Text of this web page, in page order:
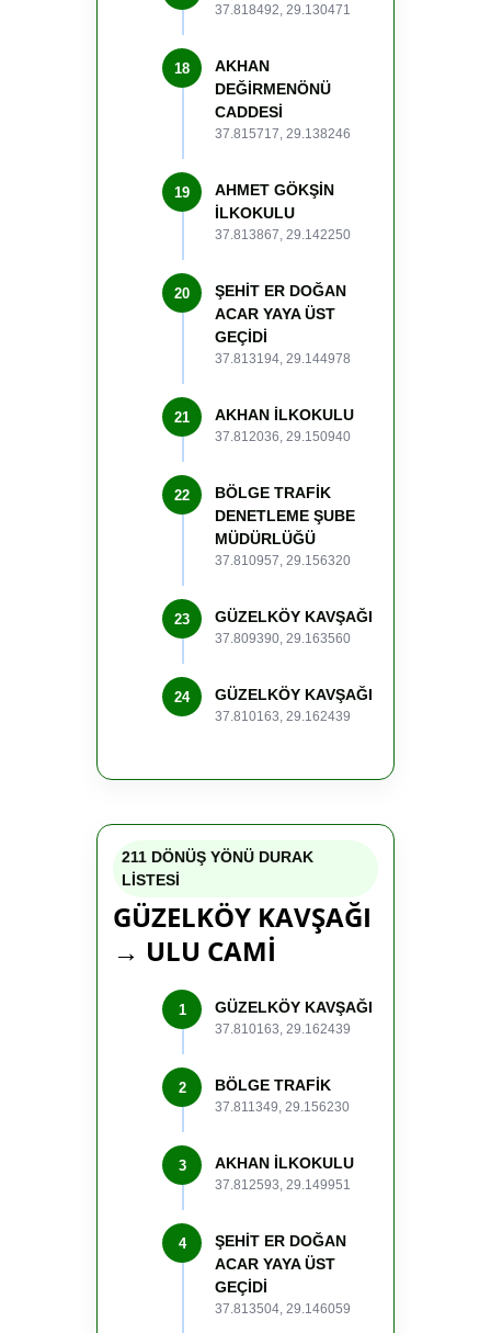
37.818492, 29.130471
18
AKHAN
DEĞİRMENÖNÜ
CADDESİ
37.815717, 29.138246
19
AHMET GÖKŞİN
İLKOKULU
37.813867, 29.142250
20
ŞEHİT ER DOĞAN
ACAR YAYA ÜST
GEÇİDİ
37.813194, 29.144978
21 AKHAN İLKOKULU
37.812036, 29.150940
22
BÖLGE TRAFİK
DENETLEME ŞUBE
MÜDÜRLÜĞÜ
37.810957, 29.156320
23 GÜZELKÖY KAVŞAĞI
37.809390, 29.163560
24 GÜZELKÖY KAVŞAĞI
37.810163, 29.162439
211 DÖNÜŞ YÖNÜ DURAK
LİSTESİ
GÜZELKÖY KAVŞAĞI
→ ULU CAMİ
1 GÜZELKÖY KAVŞAĞI
37.810163, 29.162439
2 BÖLGE TRAFİK
37.811349, 29.156230
3 AKHAN İLKOKULU
37.812593, 29.149951
4
ŞEHİT ER DOĞAN
ACAR YAYA ÜST
GEÇİDİ
37.813504, 29.146059